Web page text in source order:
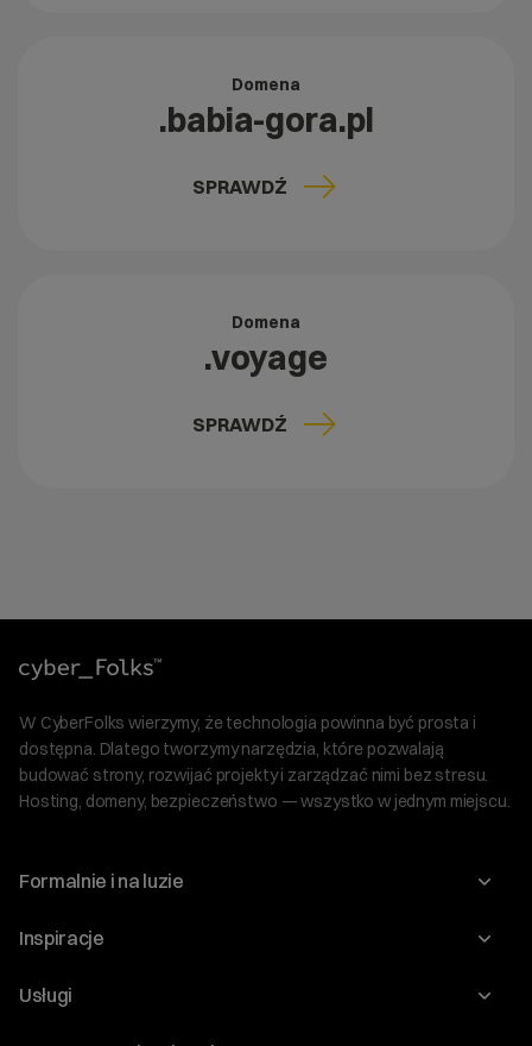
Domena
.babia-gora.pl
SPRAWDŹ
Domena
.voyage
SPRAWDŹ
W CyberFolks wierzymy, że technologia powinna być prosta i
dostępna. Dlatego tworzymy narzędzia, które pozwalają
budować strony, rozwijać projekty i zarządzać nimi bez stresu.
Hosting, domeny, bezpieczeństwo — wszystko w jednym miejscu.
Formalnie i na luzie
O nas
Program Korzyści dla Inwestorów
Inspiracje
Blog
Usługi